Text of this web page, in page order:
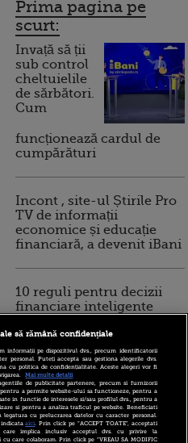
Prima pagina pe
scurt:
Invață să ții
sub control
cheltuielile
de sărbători.
Cum
funcționează cardul de
cumpărături
Incont , site-ul Știrile Pro
TV de informații
economice și educație
financiară, a devenit iBani
10 reguli pentru decizii
financiare inteligente
să rămână confidențiale
informații pe dispozitivul dvs., precum identificatorii
personal. Puteți accepta sau gestiona alegerile dvs.
cu politica de confidențialitate. Aceste alegeri vor fi
Mai multe detalii
de publicitate partenere, precum si furnizorii
a permite website-ului sa functioneze, pentru a
in functie de interesele si/sau profilul dvs., pentru a
si pentru a analiza traficul pe website. Beneficiati
legatura cu prelucrarea datelor cu caracter personal.
indicataaici. Prin click pe “ACCEPT TOATE”, acceptati
care implica inclusiv acceptul dvs. cu privire la
care colaboram. Prin click pe “VREAU SA MODIFIC